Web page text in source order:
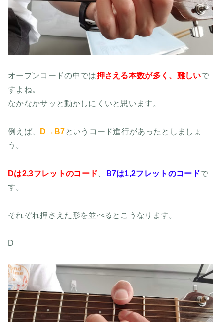
オープンコードの中では押さえる本数が多く、難しいで
すよね。
なかなかサッと動かしにくいと思います。
例えば、 D→B7というコード進行があったとしましょ
う。
Dは2,3フレットのコード B7は1,2フレットのコードで
す。
それぞれ押さえた形を並べるとこうなります。
D